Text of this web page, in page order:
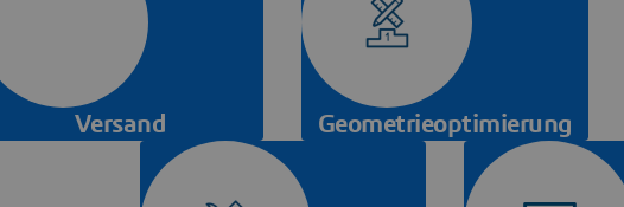
Versand Geometrieoptimierung